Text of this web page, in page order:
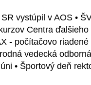
vystúpil v AOS •
Centra
počítačovo riadené
vedecká
• Športový deň